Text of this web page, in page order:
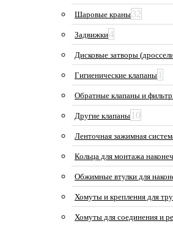
Шаровые краны32
Задвижки4
Дисковые затворы
Гигиенические клапаны 1
Обратные клапаны и
Другие клапаны 10
Ленточная зажимная
Кольца для монтажа
Обжимные втулки для
Хомуты и крепления для
Хомуты для соединения и